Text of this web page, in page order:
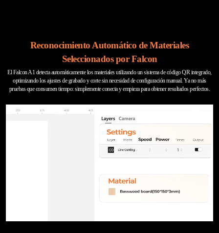
Reconocimiento Automático de Materiales
Seleccionados por Falcon
El Falcon A1 detecta automáticamente los materiales utilizando un sistema de código QR integrado,
optimizando los ajustes de grabado y corte sin necesidad de configuración manual. Ya no más
pruebas que consumen tiempo: simplemente conecta y empieza para obtener resultados perfectos.